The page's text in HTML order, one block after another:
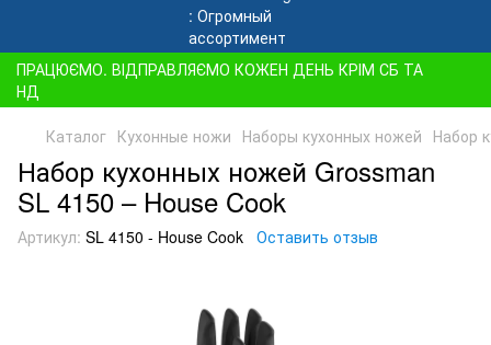
ПРАЦЮЄМО. ВІДПРАВЛЯЄМО КОЖЕН ДЕНЬ КРІМ СБ ТА
НД
Каталог Кухонные ножи Наборы кухонных ножей Набор
Набор кухонных ножей Grossman
SL 4150 – House Cook
Артикул: SL 4150 - House Cook Оставить отзыв